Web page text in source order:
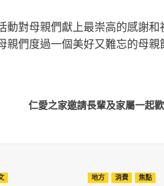
對母親們獻上最崇高的感謝和
們度過一個美好又難忘的母親
仁愛之家邀請長輩及家屬一起
地方 消費 焦點